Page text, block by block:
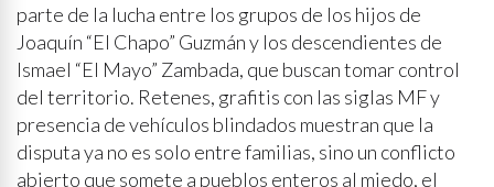
parte de la lucha entre los grupos de los hijos de
Joaquín “El Chapo” Guzmán y los descendientes de
Ismael “El Mayo” Zambada, que buscan tomar control
del territorio. Retenes, grafitis con las siglas MF y
presencia de vehículos blindados muestran que la
disputa ya no es solo entre familias, sino un conflicto
abierto que somete a pueblos enteros al miedo, el